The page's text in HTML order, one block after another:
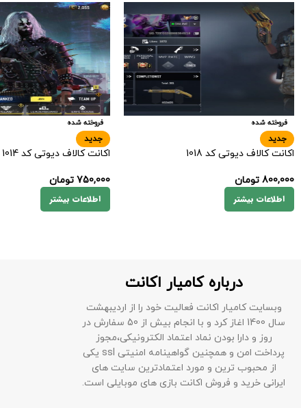
فروخته شده
جدید
اکانت کالاف دیوتی کد 1018
800,000 تومان
اطلاعات بیشتر
فروخته شده
جدید
اکانت کالاف دیوتی کد 1014
750,000 تومان
اطلاعات بیشتر
درباره کامیار اکانت
وبسایت کامیار اکانت فعالیت خود را از اردیبهشت
سال 1400 اغاز کرد و با انجام بیش از 50 سفارش در
روز و دارا بودن نماد اعتماد الکترونیکی،مجوز
پرداخت امن و همچنین گواهینامه امنیتی ssl یکی
از محبوب ترین و مورد اعتمادترین سایت های
ایرانی خرید و فروش اکانت بازی های موبایلی است.